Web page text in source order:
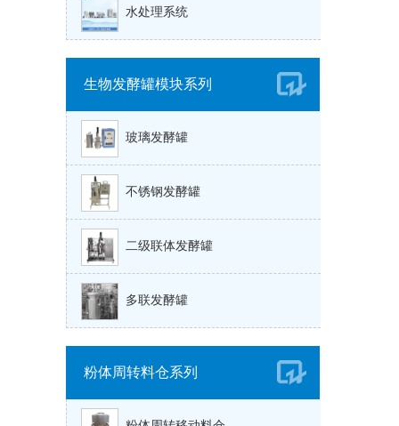
水处理系统
生物发酵罐模块系列
玻璃发酵罐
不锈钢发酵罐
二级联体发酵罐
多联发酵罐
粉体周转料仓系列